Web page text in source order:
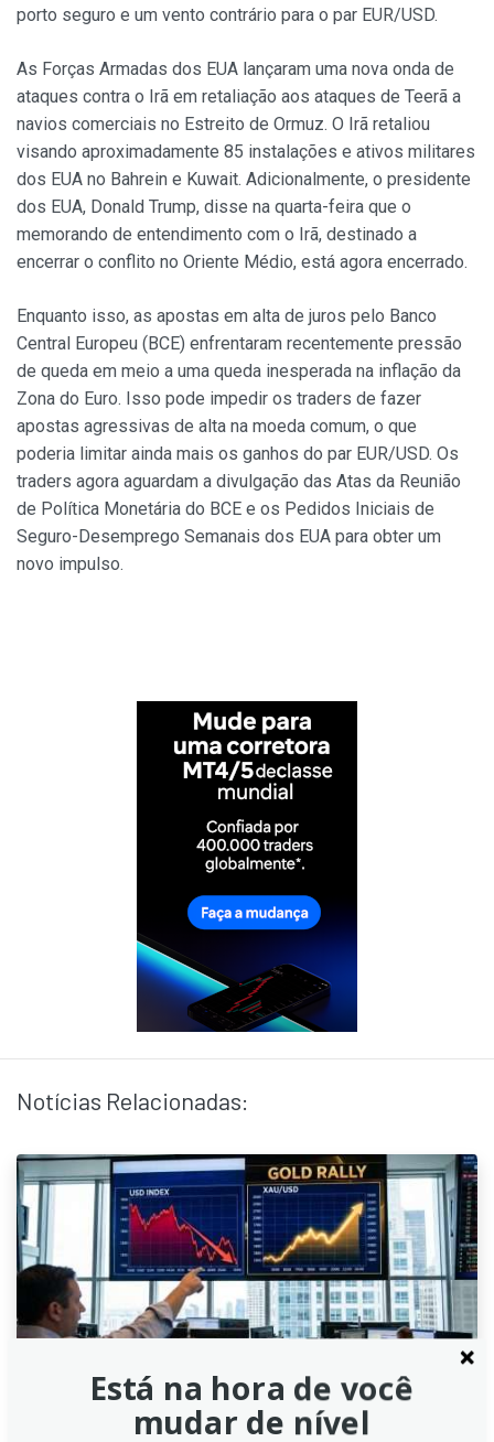
porto seguro e um vento contrário para o par EUR/USD.
As Forças Armadas dos EUA lançaram uma nova onda de
ataques contra o Irã em retaliação aos ataques de Teerã a
navios comerciais no Estreito de Ormuz. O Irã retaliou
visando aproximadamente 85 instalações e ativos militares
dos EUA no Bahrein e Kuwait. Adicionalmente, o presidente
dos EUA, Donald Trump, disse na quarta-feira que o
memorando de entendimento com o Irã, destinado a
encerrar o conflito no Oriente Médio, está agora encerrado.
Enquanto isso, as apostas em alta de juros pelo Banco
Central Europeu (BCE) enfrentaram recentemente pressão
de queda em meio a uma queda inesperada na inflação da
Zona do Euro. Isso pode impedir os traders de fazer
apostas agressivas de alta na moeda comum, o que
poderia limitar ainda mais os ganhos do par EUR/USD. Os
traders agora aguardam a divulgação das Atas da Reunião
de Política Monetária do BCE e os Pedidos Iniciais de
Seguro-Desemprego Semanais dos EUA para obter um
novo impulso.
Notícias Relacionadas:
Está na hora de você
mudar de nível